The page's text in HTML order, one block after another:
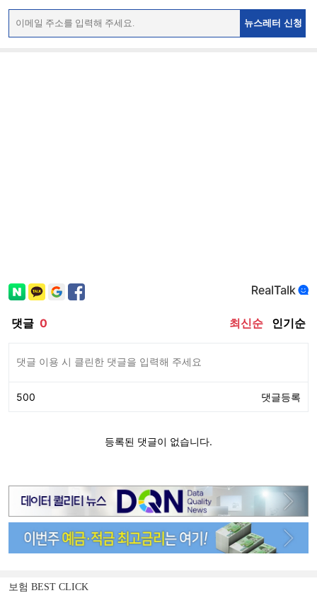
뉴스레터 신청
보험 BEST CLICK